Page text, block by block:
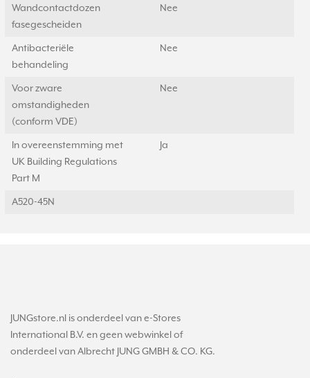
Wandcontactdozen
fasegescheiden
Nee
Antibacteriële
behandeling
Nee
Voor zware
omstandigheden
(conform VDE)
Nee
In overeenstemming met
UK Building Regulations
Part M
Ja
A520-45N
JUNGstore.nl is onderdeel van e-Stores
International B.V. en geen webwinkel of
onderdeel van Albrecht JUNG GMBH & CO. KG.